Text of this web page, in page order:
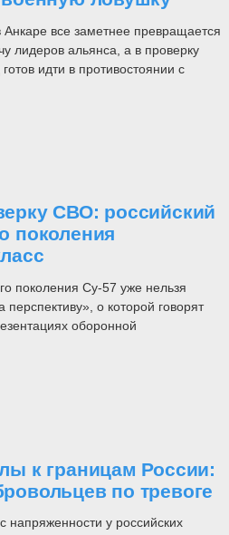
все заметнее превращается
лидеров альянса, а в проверку
идти в противостоянии с
СВО: российский
поколения
поколения Су-57 уже нельзя
о которой говорят
оборонной
к границам России:
по тревоге
напряженности у российских